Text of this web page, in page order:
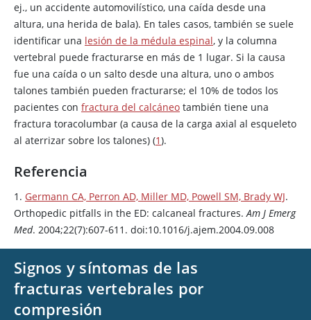
ej., un accidente automovilístico, una caída desde una
altura, una herida de bala). En tales casos, también se suele
identificar una lesión de la médula espinal, y la columna
vertebral puede fracturarse en más de 1 lugar. Si la causa
fue una caída o un salto desde una altura, uno o ambos
talones también pueden fracturarse; el 10% de todos los
pacientes con fractura del calcáneo también tiene una
fractura toracolumbar (a causa de la carga axial al esqueleto
al aterrizar sobre los talones) (1).
Referencia
1. Germann CA, Perron AD, Miller MD, Powell SM, Brady WJ.
Orthopedic pitfalls in the ED: calcaneal fractures.Am J Emerg
Med. 2004;22(7):607-611. doi:10.1016/j.ajem.2004.09.008
Signos y síntomas de las
fracturas vertebrales por
compresión